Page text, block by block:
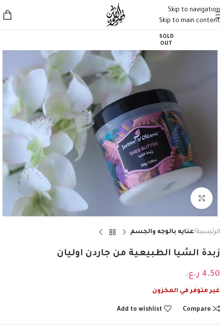
Skip to navigation
Skip to main content
SOLD
OUT
Click to enlarge
الرئيسية عنايه بالوجه والجسم
زبدة الشيا الطبيعية من جاردن اوليان
4.50 ر.ع.
غير متوفر في المخزون
Compare
Add to wishlist